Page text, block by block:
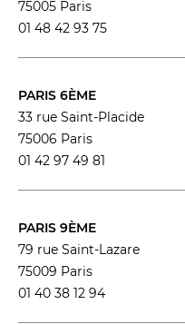
75005 Paris
01 48 42 93 75
PARIS 6ÈME
33 rue Saint-Placide
75006 Paris
01 42 97 49 81
PARIS 9ÈME
79 rue Saint-Lazare
75009 Paris
01 40 38 12 94